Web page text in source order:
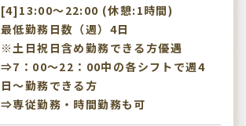
[4]13:00〜22:00 (休憩:1時間)
最低勤務日数（週）4日
※土日祝日含め勤務できる方優遇
⇒7：00～22：00中の各シフトで週4
日～勤務できる方
⇒専従勤務・時間勤務も可